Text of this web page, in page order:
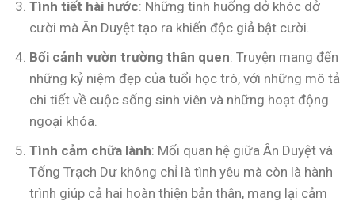
Tình tiết hài hước: Những tình huống dở khóc dở
cười mà Ân Duyệt tạo ra khiến độc giả bật cười.
Bối cảnh vườn trường thân quen: Truyện mang đến
những kỷ niệm đẹp của tuổi học trò, với những mô tả
chi tiết về cuộc sống sinh viên và những hoạt động
ngoại khóa.
Tình cảm chữa lành: Mối quan hệ giữa Ân Duyệt và
Tống Trạch Dư không chỉ là tình yêu mà còn là hành
trình giúp cả hai hoàn thiện bản thân, mang lại cảm